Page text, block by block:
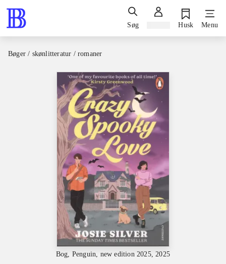
Søg Husk Menu
Bøger / skønlitteratur / romaner
Bog, Penguin, new edition 2025, 2025